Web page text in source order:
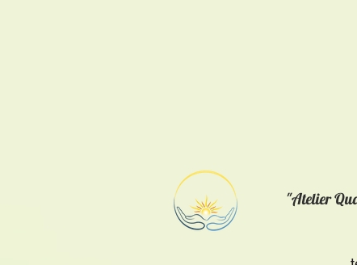
"Atelier